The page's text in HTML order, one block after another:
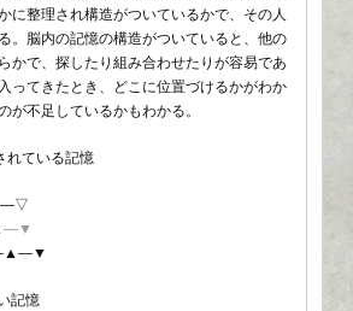
に整理され構造がついているかで、その人
。脳内の記憶の構造がついていると、他の
かで、探したり組み合わせたりが容易であ
ってきたとき、どこに位置づけるかがわか
が不足しているかもわかる。
ている記憶
記憶